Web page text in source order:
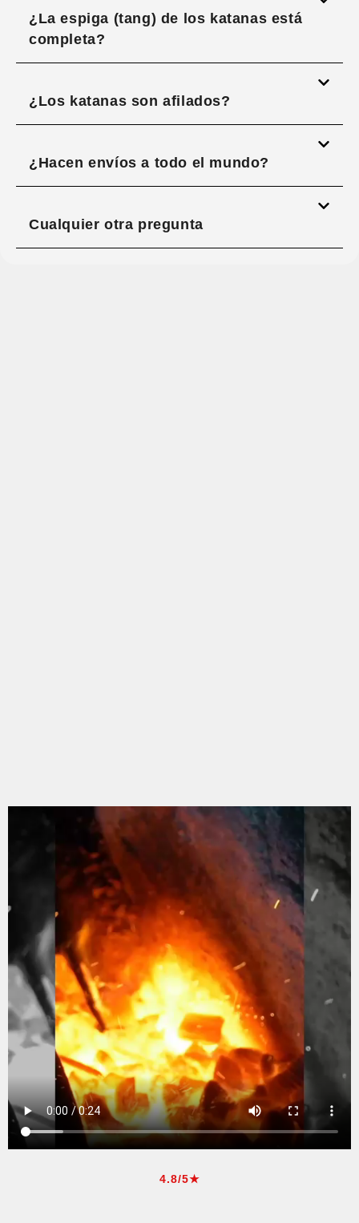
¿La espiga (tang) de los katanas está
completa?
¿Los katanas son afilados?
¿Hacen envíos a todo el mundo?
Cualquier otra pregunta
4.8/5★